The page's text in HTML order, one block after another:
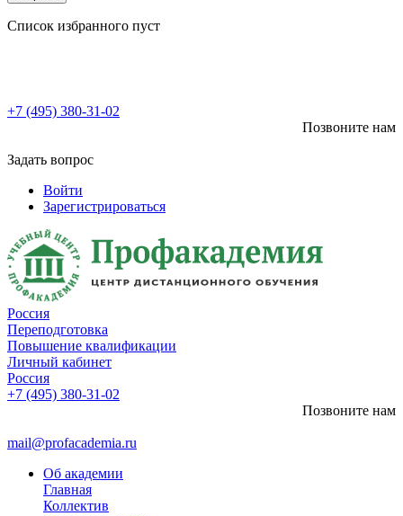
Список избранного пуст
+7 (495) 380-31-02
Позвоните нам
Задать вопрос
Войти
Зарегистрироваться
Россия
Переподготовка
Повышение квалификации
Личный кабинет
Россия
+7 (495) 380-31-02
Позвоните нам
mail@profacademia.ru
Об академии
Главная
Коллектив